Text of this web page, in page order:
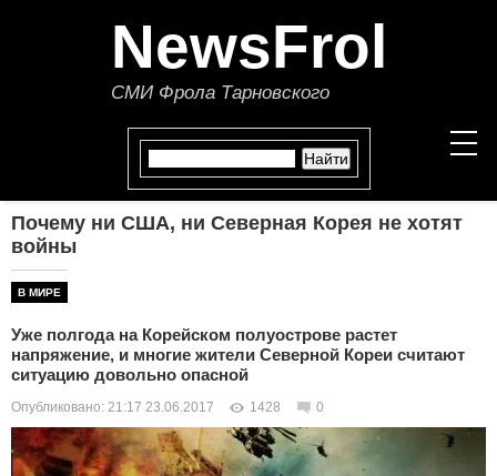
NewsFrol
СМИ Фрола Тарновского
ПОЛИТИКА
В МИРЕ
Почему ни США, ни Северная Корея не хотят
войны
В МИРЕ
Уже полгода на Корейском полуострове растет
напряжение, и многие жители Северной Кореи считают
ситуацию довольно опасной
Опубликовано: 21:17 23.06.2017 1428 0